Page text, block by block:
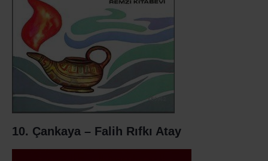
10. Çankaya – Falih Rıfkı Atay